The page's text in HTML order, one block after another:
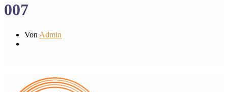
007
Von Admin